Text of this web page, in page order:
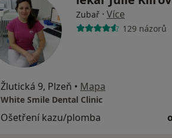
Zubař · Více
129 názorů
Žlutická 9, Plzeň • Mapa
White Smile Dental Clinic
Ošetření kazu/plomba